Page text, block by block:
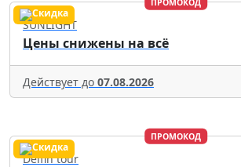
SUNLIGHT
Цены снижены на всё
Действует до 07.08.2026
ПРОМОКОД
Delfin tour